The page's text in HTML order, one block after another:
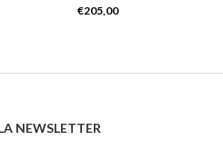
era: €159,00.
è: €111,30.
€205,00
NEWSLETTER